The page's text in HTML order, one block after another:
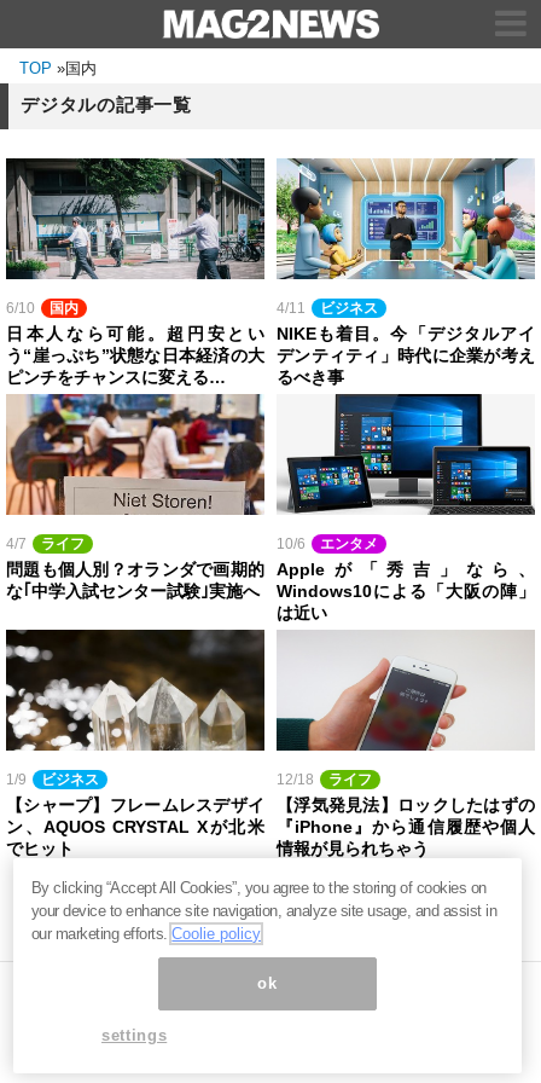
TOP »国内
デジタルの記事一覧
6/10 国内
日本人なら可能。超円安とい
う“崖っぷち”状態な日本経済の大
ピンチをチャンスに変える…
4/11 ビジネス
NIKEも着目。今「デジタルアイ
デンティティ」時代に企業が考え
るべき事
4/7 ライフ
問題も個人別？オランダで画期的
な｢中学入試センター試験｣実施へ
10/6 エンタメ
Appleが「秀吉」なら、
Windows10による「大阪の陣」
は近い
1/9 ビジネス
【シャープ】フレームレスデザイ
ン、AQUOS CRYSTAL Xが北米
でヒット
12/18 ライフ
【浮気発見法】ロックしたはずの
『iPhone』から通信履歴や個人
情報が見られちゃう
ページ内の商標は全て商標権者に属します。無断転載を禁じます。 ©
By clicking “Accept All Cookies”, you agree to the storing of cookies on
your device to enhance site navigation, analyze site usage, and assist in
our marketing efforts.Coolie policy
ok
settings